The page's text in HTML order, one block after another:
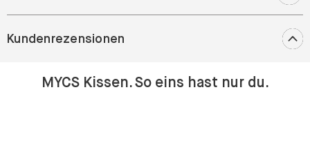
Kundenrezensionen
MYCS Kissen. So eins hast nur du.